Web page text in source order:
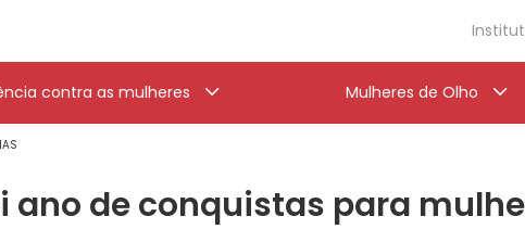
contra as mulheres Mulheres de Olho
ano de conquistas para